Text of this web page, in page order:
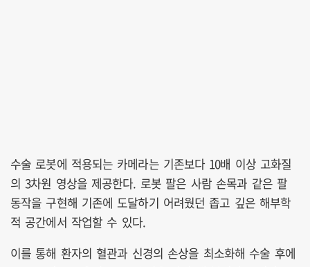
수술 로봇에 적용되는 카메라는 기존보다 10배 이상 고화질
의 3차원 영상을 제공한다. 로봇 팔은 사람 손목과 같은 팔
동작을 구현해 기존에 도달하기 어려웠던 좁고 깊은 해부학
적 공간에서 작업할 수 있다.
이를 통해 환자의 혈관과 신경의 손상을 최소화해 수술 후에